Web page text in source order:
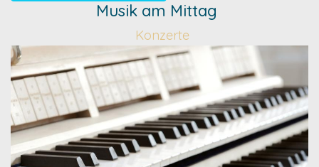
Musik am Mittag
Konzerte